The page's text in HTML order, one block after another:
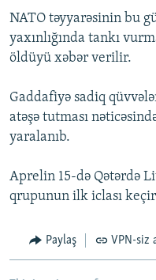
AZADLIQRADIOSU MOBIL
BIZIMLƏ ƏLAQƏ
RFE/RL-in bütün
NATO təyyarəsinin bu
yaxınlığında tankı
öldüyü xəbər verilir.
Gaddafiyə sadiq
atəşə tutması
yaralanıb.
Aprelin 15-də Qətərdə
qrupunun ilk iclası
Paylaş VPN-siz